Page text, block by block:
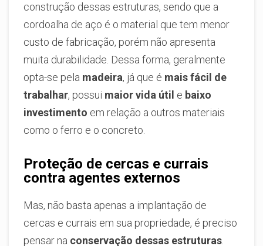
construção dessas estruturas, sendo que a
cordoalha de aço é o material que tem menor
custo de fabricação, porém não apresenta
muita durabilidade. Dessa forma, geralmente
opta-se pela madeira, já que é mais fácil de
trabalhar, possui maior vida útil e baixo
investimento em relação a outros materiais
como o ferro e o concreto.
Proteção de cercas e currais
contra agentes externos
Mas, não basta apenas a implantação de
cercas e currais em sua propriedade, é preciso
pensar na conservação dessas estruturas.